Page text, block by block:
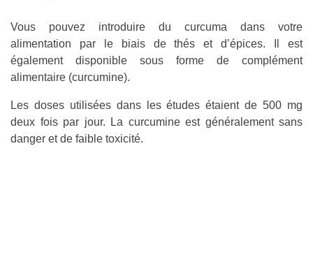
Vous pouvez introduire du curcuma dans votre
alimentation par le biais de thés et d’épices. Il est
également disponible sous forme de complément
alimentaire (curcumine).
Les doses utilisées dans les études étaient de 500 mg
deux fois par jour. La curcumine est généralement sans
danger et de faible toxicité.